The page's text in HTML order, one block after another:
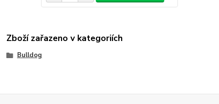
Zboží zařazeno v kategoriích
Bulldog